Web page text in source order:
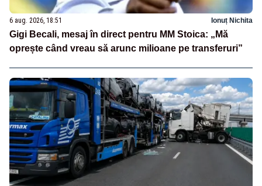
6 aug. 2026, 18:51 Ionuț Nichita
Gigi Becali, mesaj în direct pentru MM Stoica: „Mă
oprește când vreau să arunc milioane pe transferuri”